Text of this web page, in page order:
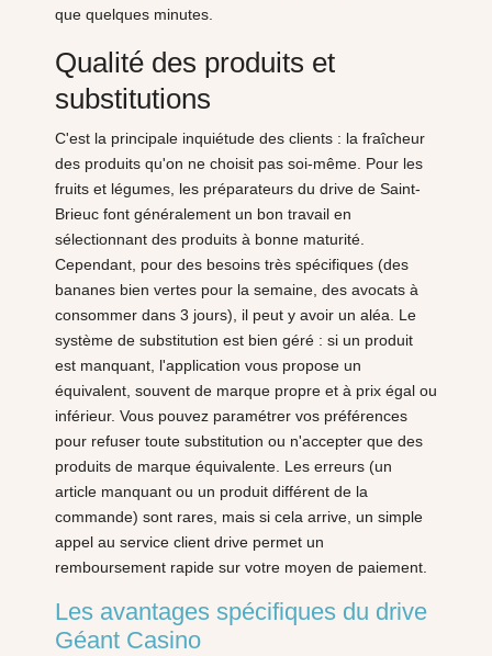
que quelques minutes.
Qualité des produits et
substitutions
C'est la principale inquiétude des clients : la fraîcheur
des produits qu'on ne choisit pas soi-même. Pour les
fruits et légumes, les préparateurs du drive de Saint-
Brieuc font généralement un bon travail en
sélectionnant des produits à bonne maturité.
Cependant, pour des besoins très spécifiques (des
bananes bien vertes pour la semaine, des avocats à
consommer dans 3 jours), il peut y avoir un aléa. Le
système de substitution est bien géré : si un produit
est manquant, l'application vous propose un
équivalent, souvent de marque propre et à prix égal ou
inférieur. Vous pouvez paramétrer vos préférences
pour refuser toute substitution ou n'accepter que des
produits de marque équivalente. Les erreurs (un
article manquant ou un produit différent de la
commande) sont rares, mais si cela arrive, un simple
appel au service client drive permet un
remboursement rapide sur votre moyen de paiement.
Les avantages spécifiques du drive
Géant Casino